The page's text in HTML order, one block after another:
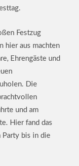
Festzug
hier aus machten
Ehrengäste und
Die
und am
Hier fand das
bis in die